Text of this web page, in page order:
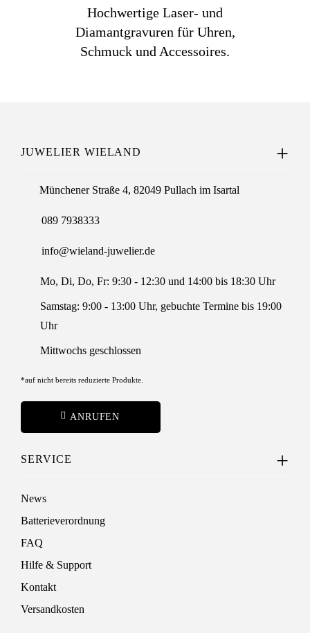
Hochwertige Laser- und
Diamantgravuren für Uhren,
Schmuck und Accessoires.
JUWELIER WIELAND
Münchener Straße 4, 82049 Pullach im Isartal
089 7938333
info@wieland-juwelier.de
Mo, Di, Do, Fr: 9:30 - 12:30 und 14:00 bis 18:30 Uhr
Samstag: 9:00 - 13:00 Uhr, gebuchte Termine bis 19:00
Uhr
Mittwochs geschlossen
*auf nicht bereits reduzierte Produkte.
ANRUFEN
SERVICE
News
Batterieverordnung
FAQ
Hilfe & Support
Kontakt
Versandkosten